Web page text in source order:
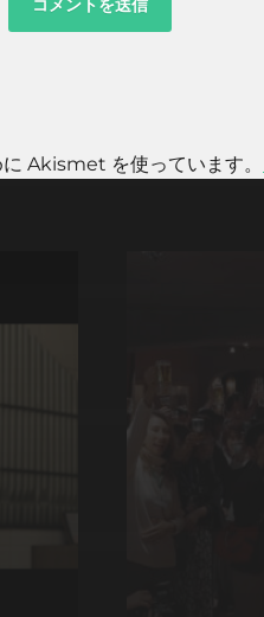
Akismet を使っています。